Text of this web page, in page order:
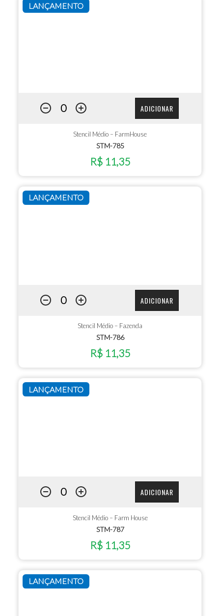
LANÇAMENTO
ADICIONAR
Stencil Médio – FarmHouse
STM-785
R$ 11,35
LANÇAMENTO
ADICIONAR
Stencil Médio – Fazenda
STM-786
R$ 11,35
LANÇAMENTO
ADICIONAR
Stencil Médio – Farm House
STM-787
R$ 11,35
LANÇAMENTO